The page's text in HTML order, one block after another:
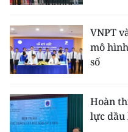
VNPT
mô
số
Hoàn
lực